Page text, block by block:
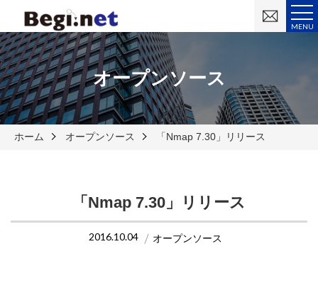
MENU
い
オープンソース
ホーム オープンソース 「Nmap 7.30」リリース
「Nmap 7.30」リリース
2016.10.04 オープンソース